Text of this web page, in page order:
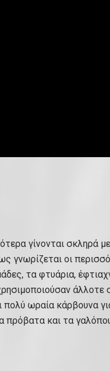
γίνονται σκληρά
γνωρίζεται οι
τα φτυάρια,
άλλοτε
ωραία κάρβουνα
πρόβατα και τα